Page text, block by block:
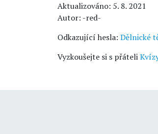
Aktualizováno: 5. 8. 2021
Autor: -red-
Odkazující hesla: Dělnické
Vyzkoušejte si s přáteli